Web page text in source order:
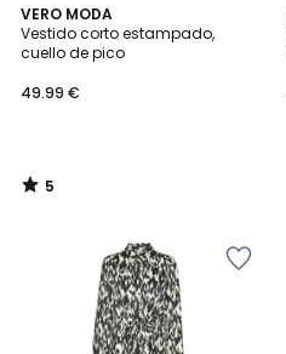
VERO MODA
Vestido corto estampado,
cuello de pico
49.99 €
5
/
5
5
/